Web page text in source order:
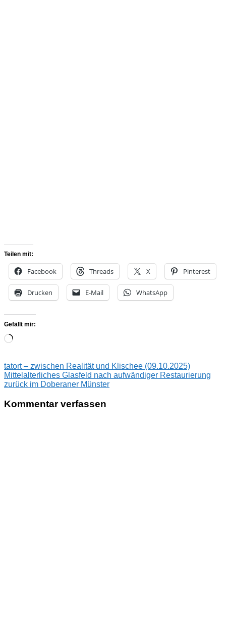
Teilen mit:
Facebook Threads X Pinterest
Drucken E-Mail WhatsApp
Gefällt mir:
Wird
Literaturcafe
Ehm
Welk
Wiener
Beitragsnavigation
Vorheriger
Beitrag:
tatort – zwischen Realität und Klischee (09.10.2025)
Nächster
Beitrag:
Mittelalterliches Glasfeld nach aufwändiger Restaurierung
zurück im Doberaner Münster
Kommentar verfassen